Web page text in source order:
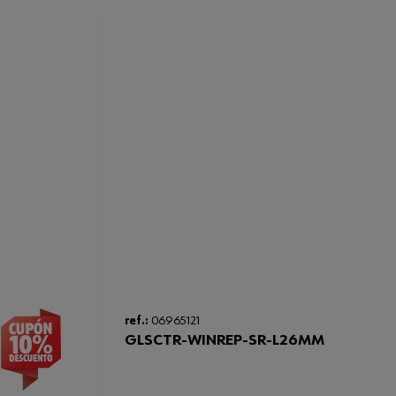
ref.: 06965121
GLSCTR-WINREP-SR-L26MM